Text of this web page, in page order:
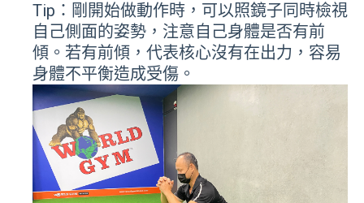
Tip：剛開始做動作時，可以照鏡子同時檢視
自己側面的姿勢，注意自己身體是否有前
傾。若有前傾，代表核心沒有在出力，容易
身體不平衡造成受傷。